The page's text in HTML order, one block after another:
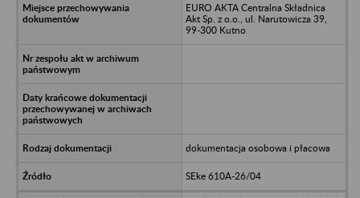
EURO AKTA Centralna Składnica
Akt Sp. z o.o., ul. Narutowicza 39,
99-300 Kutno
dokumentacja osobowa i płacowa
SEke 610A-26/04